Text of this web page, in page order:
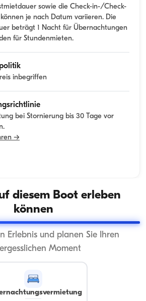
sowie die Check-in-/Check-
je nach Datum variieren. Die
beträgt 1 Nacht für Übernachtungen
für Stundenmieten.
inbegriffen
bei Stornierung bis 30 Tage vor
→
diesem Boot erleben
können
Erlebnis und planen Sie Ihren
Moment